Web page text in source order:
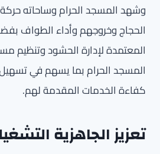
وشهد المسجد الحرام وساحاته
الحجاج وخروجهم وأداء الطواف
المعتمدة لإدارة الحشود وتنظيم
المسجد الحرام بما يسهم في
كفاءة الخدمات المقدمة لهم.
تعزيز الجاهزية